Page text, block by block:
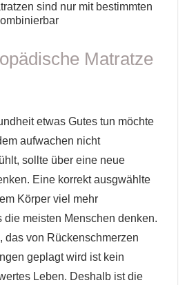
sind nur mit bestimmten
Matratze
etwas Gutes tun möchte
aufwachen nicht
sollte über eine neue
Eine korrekt ausgwählte
Körper viel mehr
die meisten Menschen denken.
das von Rückenschmerzen
geplagt wird ist kein
Leben. Deshalb ist die